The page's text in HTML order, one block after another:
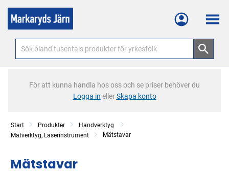
Meny
För att kunna handla hos oss och se priser behöver du
Logga in ellerSkapa konto
Start Produkter
Handverktyg
Mätverktyg, Laserinstrument
Mätstavar
Mätstavar